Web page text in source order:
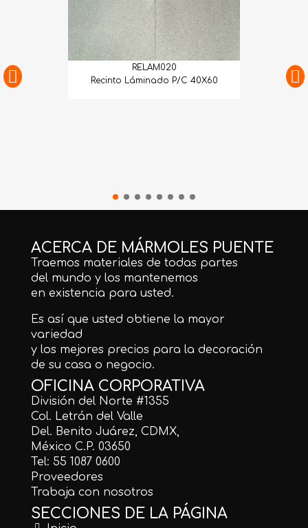
RELAM020
Recinto Láminado P/C 40X60
ACERCA DE MÁRMOLES PUENTE
Traemos materiales de todas partes
del mundo y los mantenemos
en existencia para usted.
Es así que usted obtiene la mayor
variedad
y los mejores precios para la decoración
de su casa o negocio.
OFICINA CORPORATIVA
División del Norte #1355
Col. Letrán del Valle
Del. Benito Juárez, CDMX,
México C.P. 03650
Tel: 55 1087 0600
Proveedores
Trabaja con nosotros
SECCIONES DE LA PÁGINA